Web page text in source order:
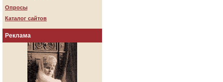
Опросы
Каталог сайтов
Реклама